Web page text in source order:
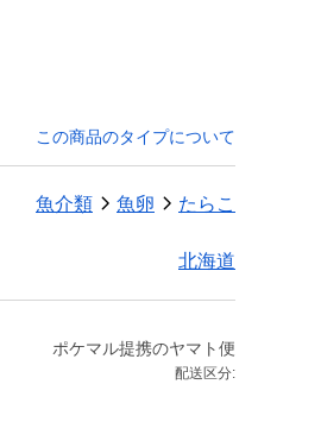
この商品のタイプについて
魚介類 魚卵 たらこ
北海道
ポケマル提携のヤマト便
配送区分: